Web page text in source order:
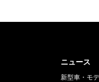
ニュース
新型車・モ